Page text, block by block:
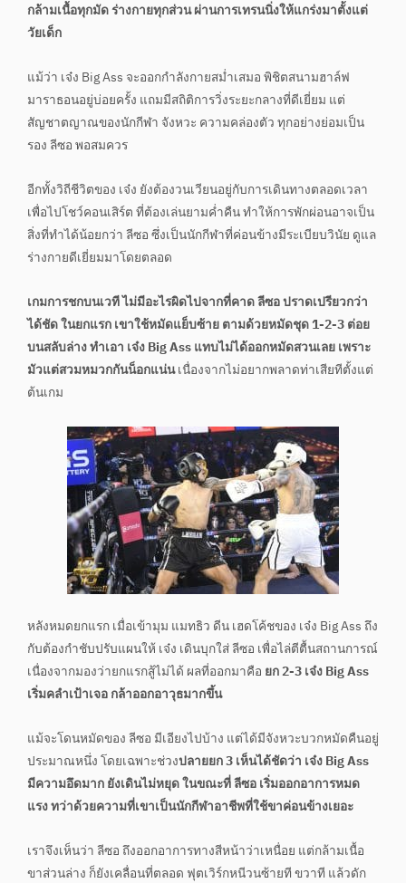
กล้ามเนื้อทุกมัด ร่างกายทุกส่วน ผ่านการเทรนนิ่งให้แกร่งมาตั้งแต่
วัยเด็ก
แม้ว่า เจ๋ง Big Ass จะออกกำลังกายสม่ำเสมอ พิชิตสนามฮาล์ฟ
มาราธอนอยู่บ่อยครั้ง แถมมีสถิติการวิ่งระยะกลางที่ดีเยี่ยม แต่
สัญชาตญาณของนักกีฬา จังหวะ ความคล่องตัว ทุกอย่างย่อมเป็น
รอง ลีซอ พอสมควร
อีกทั้งวิถีชีวิตของ เจ๋ง ยังต้องวนเวียนอยู่กับการเดินทางตลอดเวลา
เพื่อไปโชว์คอนเสิร์ต ที่ต้องเล่นยามค่ำคืน ทำให้การพักผ่อนอาจเป็น
สิ่งที่ทำได้น้อยกว่า ลีซอ ซึ่งเป็นนักกีฬาที่ค่อนข้างมีระเบียบวินัย ดูแล
ร่างกายดีเยี่ยมมาโดยตลอด
เกมการชกบนเวที ไม่มีอะไรผิดไปจากที่คาด ลีซอ ปราดเปรียวกว่า
ได้ชัด ในยกแรกเขาใช้หมัดแย็บซ้าย ตามด้วยหมัดชุด 1-2-3 ต่อย
บนสลับล่าง ทำเอา เจ๋ง Big Ass แทบไม่ได้ออกหมัดสวนเลย เพราะ
มัวแต่สวมหมวกกันน็อกแน่นเนื่องจากไม่อยากพลาดท่าเสียทีตั้งแต่
ต้นเกม
หลังหมดยกแรก เมื่อเข้ามุม แมทธิว ดีน เฮดโค้ชของ เจ๋ง Big Ass ถึง
กับต้องกำชับปรับแผนให้ เจ๋ง เดินบุกใส่ ลีซอ เพื่อไล่ตีตื้นสถานการณ์
เนื่องจากมองว่ายกแรกสู้ไม่ได้ ผลที่ออกมาคือ ยก 2-3 เจ๋ง Big Ass
เริ่มคลำเป้าเจอ กล้าออกอาวุธมากขึ้น
แม้จะโดนหมัดของ ลีซอ มีเอียงไปบ้าง แต่ได้มีจังหวะบวกหมัดคืนอยู่
ประมาณหนึ่ง โดยเฉพาะช่วงปลายยก 3 เห็นได้ชัดว่า เจ๋ง Big Ass
มีความอึดมาก ยังเดินไม่หยุด ในขณะที่ ลีซอ เริ่มออกอาการหมด
แรง ทว่าด้วยความที่เขาเป็นนักกีฬาอาชีพที่ใช้ขาค่อนข้างเยอะ
เราจึงเห็นว่า ลีซอ ถึงออกอาการทางสีหน้าว่าเหนื่อย แต่กล้ามเนื้อ
ขาส่วนล่าง ก็ยังเคลื่อนที่ตลอด ฟุตเวิร์กหนีวนซ้ายที ขวาที แล้วดัก